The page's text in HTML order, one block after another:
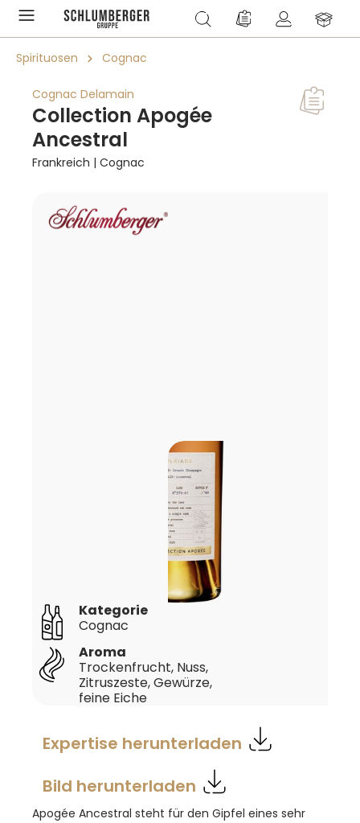
springen Du hast 0 Produkte
Spirituosen Cognac
Cognac Delamain
Collection Apogée
Ancestral
Frankreich | Cognac
Bildergalerie überspringen
Aroma
Trockenfrucht, Nuss,
Zitruszeste, Gewürze,
feine Eiche
Kategorie
Cognac
Expertise herunterladen
Bild herunterladen
Apogée Ancestral steht für den Gipfel eines sehr